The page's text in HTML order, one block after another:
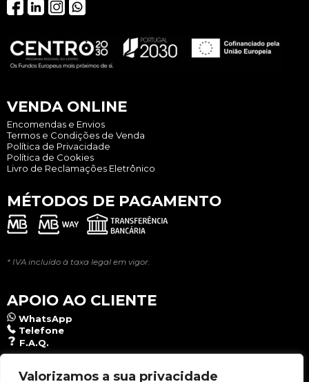
Valorizamos a sua privacidade
VENDA ONLINE
Encomendas e Envios
Termos e Condições de Venda
Política de Privacidade
Política de Cookies
Livro de Reclamações Eletrônico
MÉTODOS DE PAGAMENTO
* IVA incluído à taxa legal em vigor.
APOIO AO CLIENTE
WhatsApp
Telefone
F.A.Q.
NEWSLETTER